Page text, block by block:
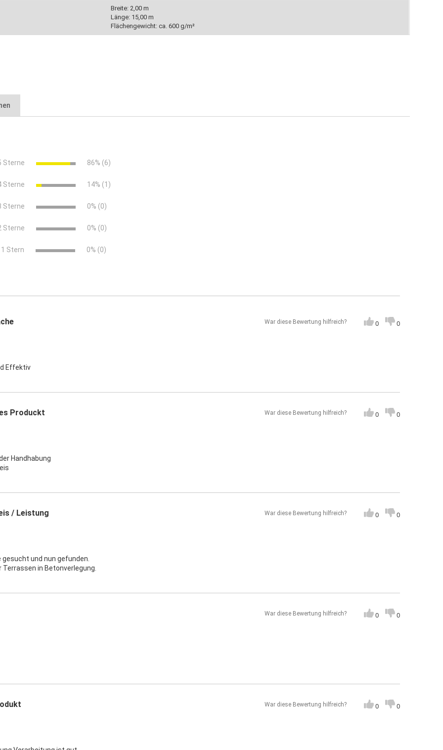
Breite: 2,00 m
Länge: 15,00 m
Flächengewicht: ca. 600 g/m²
und damit schnelle Austrocknung nach Regen
technisches-merkblatt.pdf (1008.01 KB)
Sterne 86% (6)
Sterne 14% (1)
Sterne 0% (0)
Sterne 0% (0)
1 Stern 0% (0)
Effektiv
War diese Bewertung hilfreich? 0 0
Produckt
Handhabung
War diese Bewertung hilfreich? 0 0
/ Leistung
gesucht und nun gefunden.
Terrassen in Betonverlegung.
War diese Bewertung hilfreich? 0 0
War diese Bewertung hilfreich? 0 0
War diese Bewertung hilfreich? 0 0